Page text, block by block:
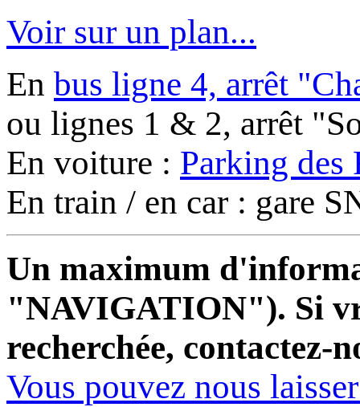
Voir sur un plan...
En bus ligne 4, arrêt
ou lignes 1 & 2, arrêt
En voiture : Parking des
En train / en car : gare
Un maximum
"NAVIGATION"). Si
recherchée, contactez-
Vous pouvez nous